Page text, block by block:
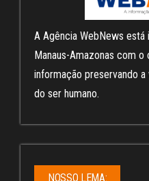
A Agência WebNews está
Manaus-Amazonas com
informação preservando
do ser humano.
NOSSO LEMA: